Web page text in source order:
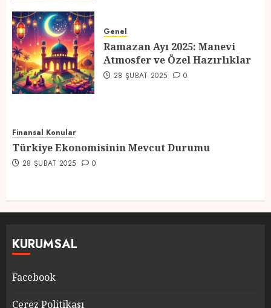
5
Atmosfer ve Özel Hazırlıklar
28 ŞUBAT 2025 0
Genel
Ramazan Ayı 2025: Manevi
Atmosfer ve Özel Hazırlıklar
28 ŞUBAT 2025 0
Finansal Konular
Türkiye Ekonomisinin Mevcut Durumu
28 ŞUBAT 2025 0
KURUMSAL
Facebook
Çerez Politikası